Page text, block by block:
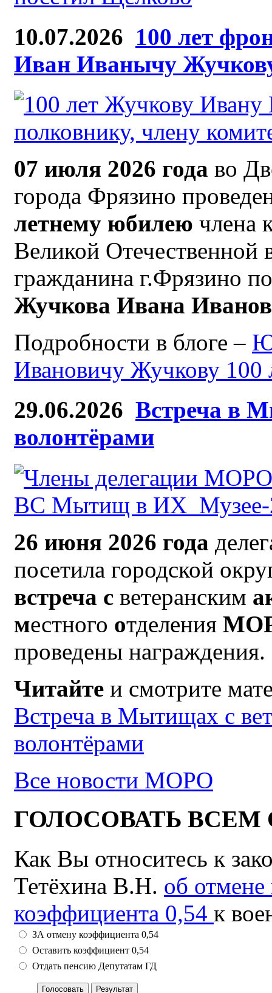
10.07.2026 100 лет
Иван Иванычу
07 июля 2026 года во
города Фрязино
летнему юбилею члена
Великой Отечественной
гражданина г.Фрязино
Жучкова Ивана
Подробности в блоге –
Ивановичу Жучкову 100
29.06.2026 Встреча в
волонтёрами
26 июня 2026 года
посетила городской
встреча с ветеранским
местного отделения
проведены награждения.
Читайте и смотрите
Встреча в Мытищах с
волонтёрами
Все новости МОРО
ГОЛОСОВАТЬ ВСЕМ
Как Вы относитесь к
Тетёхина В.Н. об
коэффициента 0,54 к
ЗА отмену коэффициента 0,54
Оставить коэффициент 0,54
Отдать пенсию Депутатам ГД